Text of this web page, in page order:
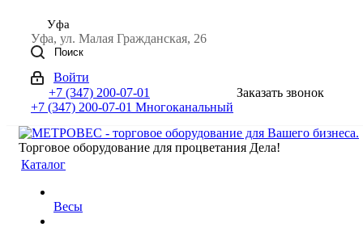
Уфа
Уфа, ул. Малая Гражданская, 26
Поиск
Войти
+7 (347) 200-07-01
+7 (347) 200-07-01 Многоканальный
Заказать звонок
Торговое оборудование для процветания Дела!
Каталог
Весы